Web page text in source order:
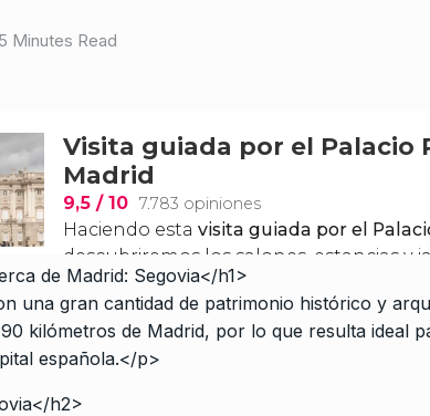
5 Minutes Read
de Madrid: Segovia</h1>
una gran cantidad de patrimonio histórico y
kilómetros de Madrid, por lo que resulta ideal
española.</p>
h2>